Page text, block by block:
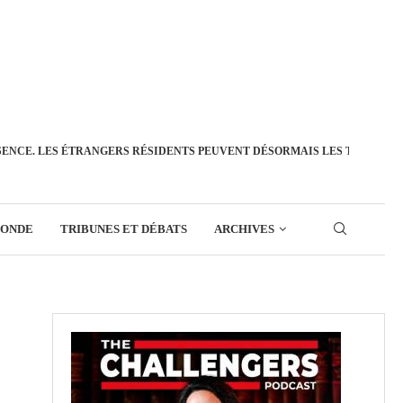
LES ÉTRANGERS RÉSIDENTS PEUVENT DÉSORMAIS LES
TRIBUNES ET DÉBATS ARCHIVES